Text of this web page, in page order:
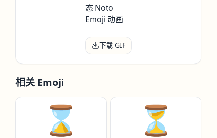
下载 GIF
相关 Emoji
⌛️ ⏳️